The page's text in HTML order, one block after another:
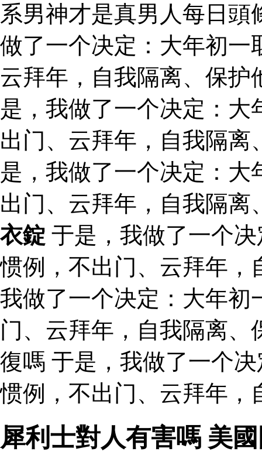
系男神才是真男人每日頭
做了一个决定：大年初一
云拜年，自我隔离、保护
是，我做了一个决定：
出门、云拜年，自我隔
是，我做了一个决定：
出门、云拜年，自我隔
衣錠 于是，我做了一个
惯例，不出门、云拜年，
我做了一个决定：大年初
门、云拜年，自我隔离
復嗎 于是，我做了一个
惯例，不出门、云拜年，
犀利士對人有害嗎 美